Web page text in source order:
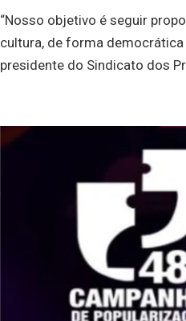
“Nosso objetivo é seguir
cultura, de forma democrática
presidente do Sindicato dos